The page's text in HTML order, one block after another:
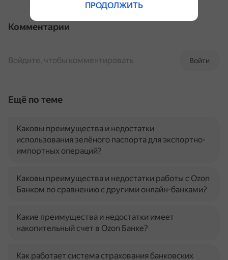
Комментарии
Войти
Войдите, чтобы комментировать
Ещё по теме
Каковы преимущества и недостатки
использования зелёного паспорта для экспортно-
импортных операций?
Каковы преимущества и недостатки работы с Ozon
Банком по сравнению с другими онлайн-банками?
Какие преимущества и недостатки имеет
накопительный счет в Ozon Банке?
Как работает система страхования банковских
ПРОДОЛЖИТЬ